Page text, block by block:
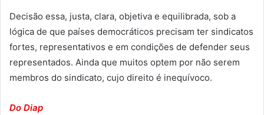
Decisão essa, justa, clara, objetiva e equilibrada, sob a
lógica de que países democráticos precisam ter sindicatos
fortes, representativos e em condições de defender seus
representados. Ainda que muitos optem por não serem
membros do sindicato, cujo direito é inequívoco.
Do Diap